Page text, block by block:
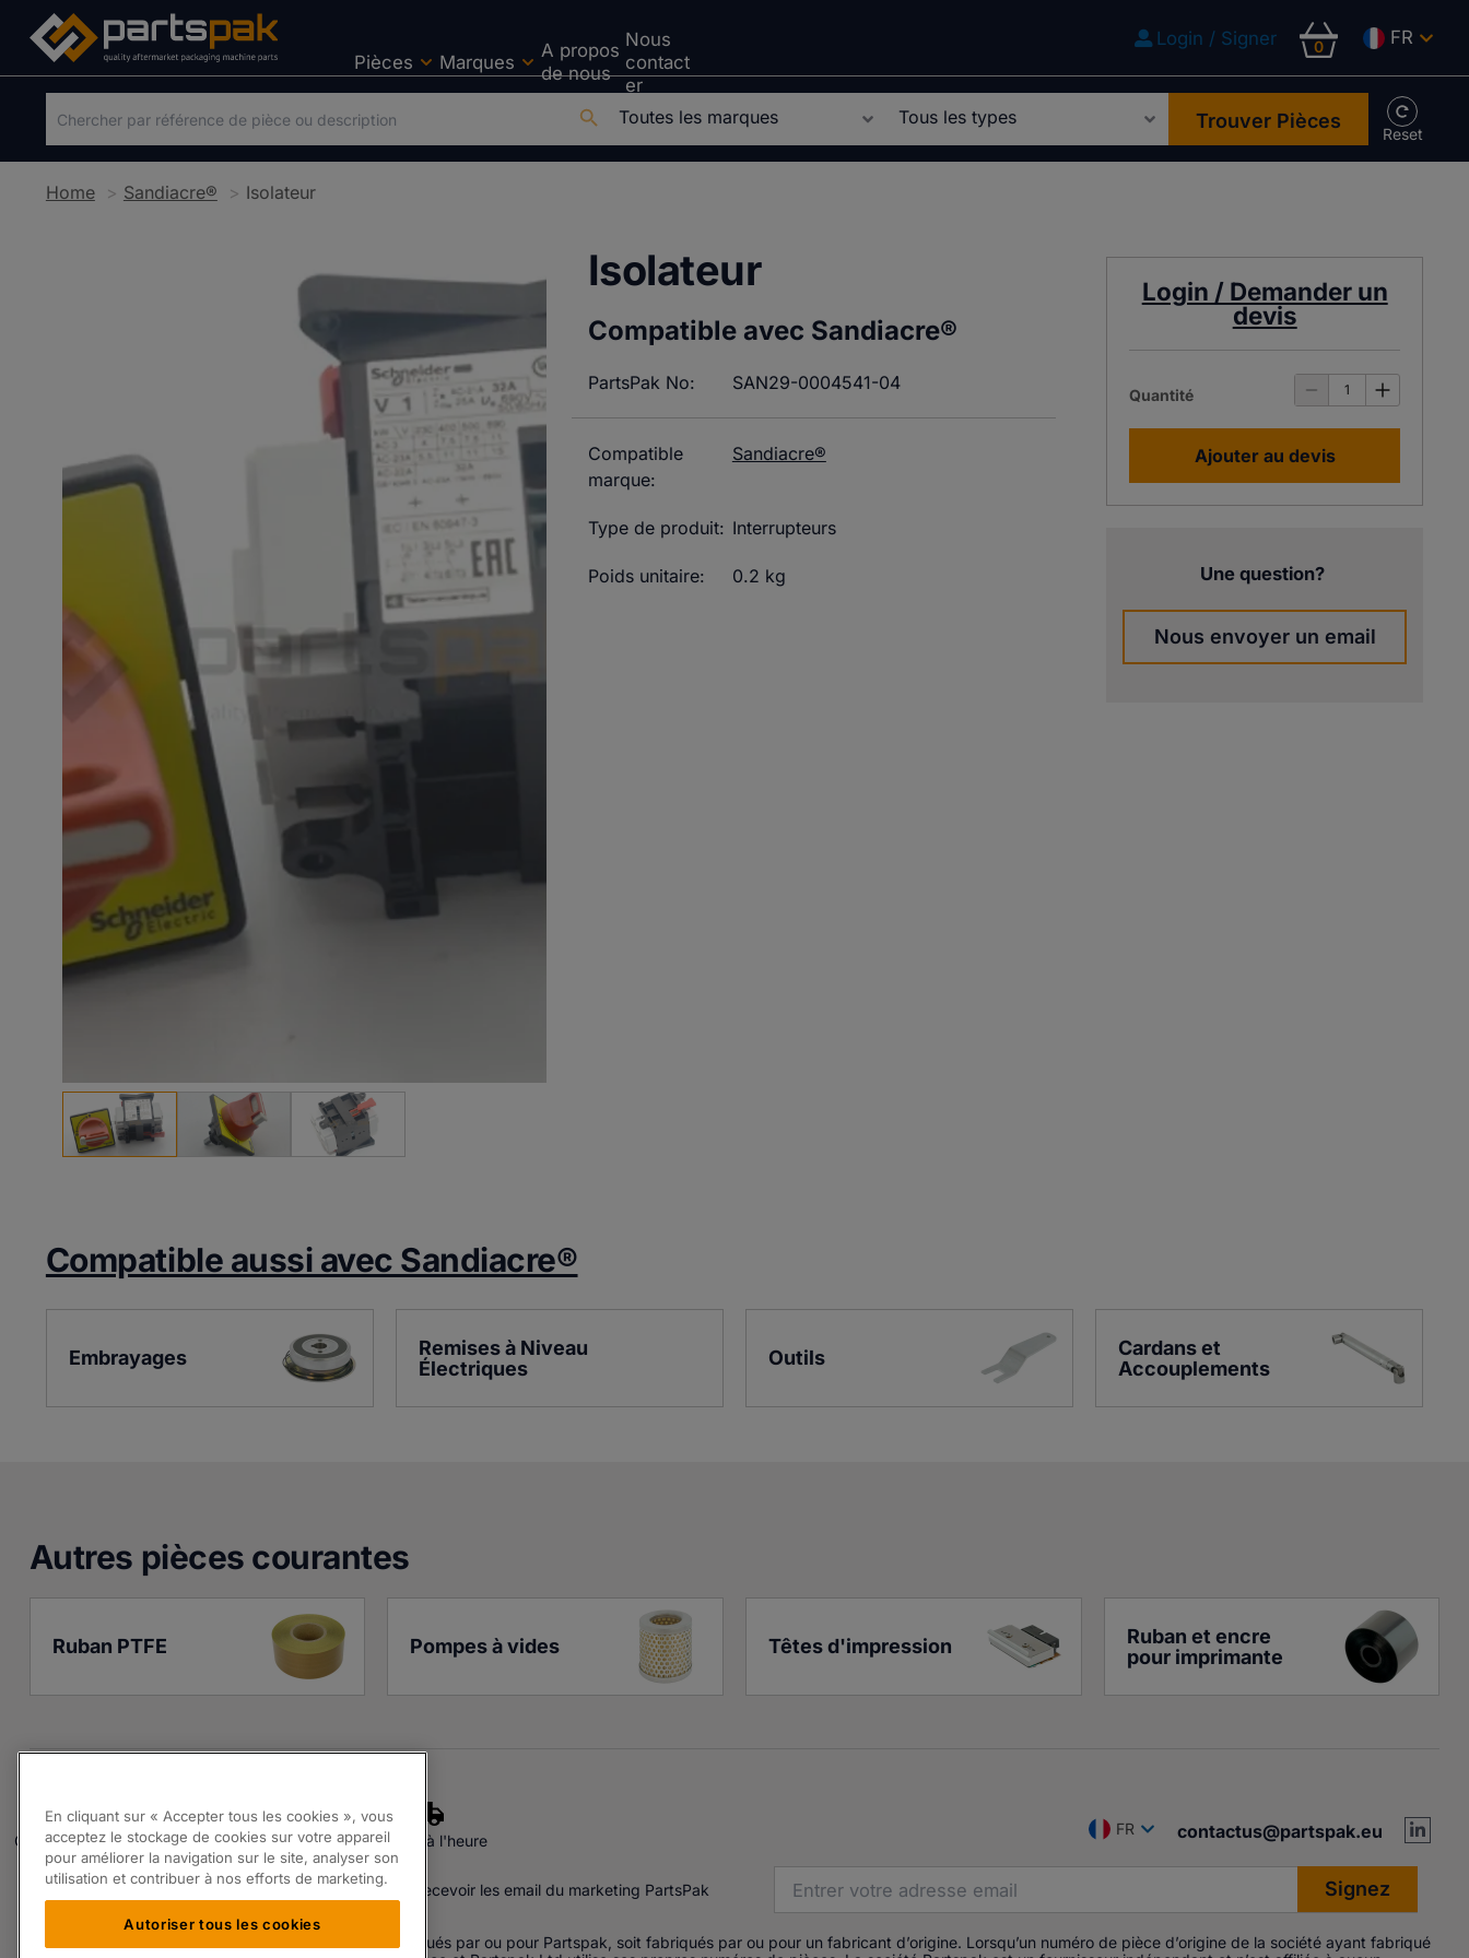
Pièces Marques
A propos
de nous
Nous
contact
er
Login / Signer 0 FR
Trouver Pièces
Home Sandiacre® Isolateur
Isolateur
Compatible avec Sandiacre®
PartsPak No: SAN29-0004541-04
Compatible
marque:
Sandiacre®
Type de produit: Interrupteurs
Poids unitaire: 0.2 kg
Login / Demander un
devis
Quantité
Ajouter au devis
Une question?
Nous envoyer un email
Compatible aussi avec Sandiacre®
Embrayages
Remises à Niveau
Électriques
Outils
Cardans et
Accouplements
Autres pièces courantes
Ruban PTFE Pompes à vides Têtes d'impression
Ruban et encre
pour imprimante
Qualité assurée Experts Livraison à l'heure
FR contactus@partspak.eu
S'inscrire à notre Newsletter.
En renseignant votre adresse email vous acceptez de recevoir les email du marketing PartsPak
Les produits proposés par Partspak Ltd sont soit fabriqués par ou pour Partspak, soit fabriqués par ou pour un fabricant d’origine. Lorsqu’un numéro de pièce d’origine de la société ayant fabriqué
En cliquant sur « Accepter tous les cookies », vous
acceptez le stockage de cookies sur votre appareil
pour améliorer la navigation sur le site, analyser son
utilisation et contribuer à nos efforts de marketing.
Autoriser tous les cookies